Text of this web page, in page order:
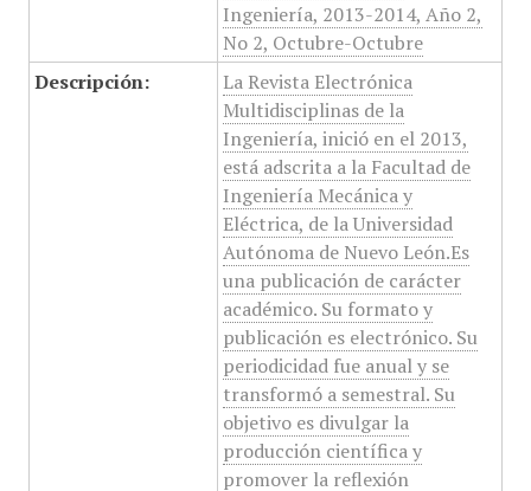
Ingeniería, 2013-2014, Año 2,
No 2, Octubre-Octubre
Descripción:
La Revista Electrónica
Multidisciplinas de la
Ingeniería, inició en el 2013,
está adscrita a la Facultad de
Ingeniería Mecánica y
Eléctrica, de la Universidad
Autónoma de Nuevo León.Es
una publicación de carácter
académico. Su formato y
publicación es electrónico. Su
periodicidad fue anual y se
transformó a semestral. Su
objetivo es divulgar la
producción científica y
promover la reflexión